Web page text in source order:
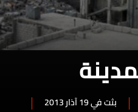
بثت في 19 آذار 2013